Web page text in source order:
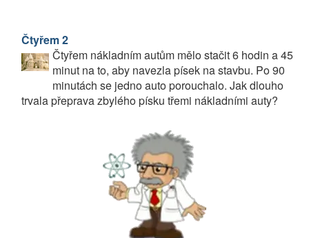
Čtyřem 2
Čtyřem nákladním autům mělo stačit 6 hodin a 45
minut na to, aby navezla písek na stavbu. Po 90
minutách se jedno auto porouchalo. Jak dlouho
trvala přeprava zbylého písku třemi nákladními auty?